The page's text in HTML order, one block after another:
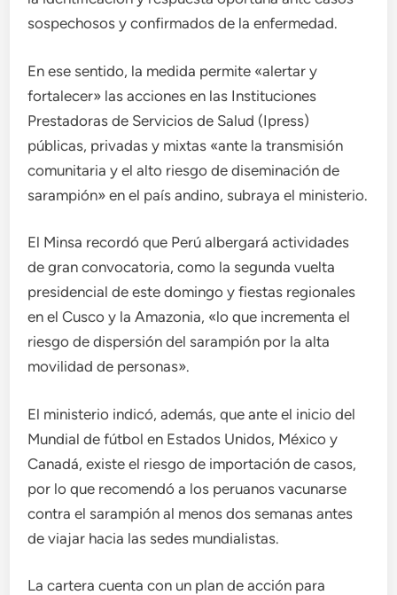
sospechosos y confirmados de la enfermedad.
En ese sentido, la medida permite «alertar y
fortalecer» las acciones en las Instituciones
Prestadoras de Servicios de Salud (Ipress)
públicas, privadas y mixtas «ante la transmisión
comunitaria y el alto riesgo de diseminación de
sarampión» en el país andino, subraya el ministerio.
El Minsa recordó que Perú albergará actividades
de gran convocatoria, como la segunda vuelta
presidencial de este domingo y fiestas regionales
en el Cusco y la Amazonia, «lo que incrementa el
riesgo de dispersión del sarampión por la alta
movilidad de personas».
El ministerio indicó, además, que ante el inicio del
Mundial de fútbol en Estados Unidos, México y
Canadá, existe el riesgo de importación de casos,
por lo que recomendó a los peruanos vacunarse
contra el sarampión al menos dos semanas antes
de viajar hacia las sedes mundialistas.
La cartera cuenta con un plan de acción para